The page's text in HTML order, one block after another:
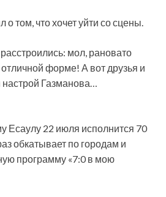
том, что хочет уйти со сцены.
мол, рановато
форме! А вот друзья и
Газманова…
Есаулу 22 июля исполнится 70
обкатывает по городам и
программу «7:0 в мою